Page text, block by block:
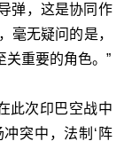
弹，这是协同作
毫无疑问的是，
重要的角色。”
此次印巴空战中
突中，法制‘阵